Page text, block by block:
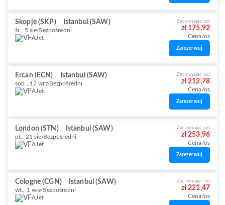
Skopje (SKP) Istanbul (SAW)
śr., 5 sie Bezpośredni
AJet
Zaczynając od
zł 175,92
Cena/os
Zarezerwuj
Ercan (ECN) Istanbul (SAW)
sob., 12 wrz Bezpośredni
AJet
Zaczynając od
zł 212,78
Cena/os
Zarezerwuj
London (STN) Istanbul (SAW)
pt., 21 sie Bezpośredni
AJet
Zaczynając od
zł 253,96
Cena/os
Zarezerwuj
Cologne (CGN) Istanbul (SAW)
wt., 1 wrz Bezpośredni
AJet
Zaczynając od
zł 221,47
Cena/os